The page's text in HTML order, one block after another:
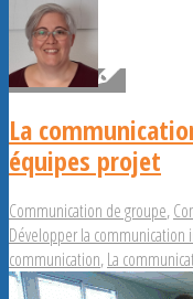
La
équipes projet
Communication de groupe,
Développer la communication
communication,La